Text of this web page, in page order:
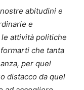
abitudini e
e
attività politiche
che tanta
per quel
distacco da quel